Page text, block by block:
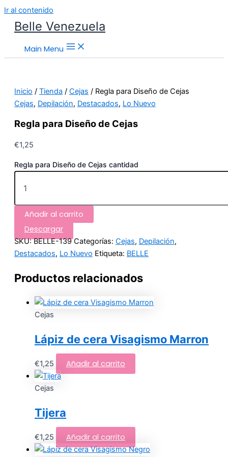
Ir al contenido
Belle Venezuela
Main Menu
Inicio / Tienda / Cejas / Regla para Diseño de Cejas
Cejas, Depilación, Destacados, Lo Nuevo
Regla para Diseño de Cejas
€1,25
Regla para Diseño de Cejas cantidad
Añadir al carrito
Descargar
SKU:BELLE-139 Categorías: Cejas, Depilación,
Destacados, Lo Nuevo Etiqueta: BELLE
Productos relacionados
Cejas
Lápiz de cera Visagismo Marron
€1,25 Añadir al carrito
Cejas
Tijera
€1,25 Añadir al carrito